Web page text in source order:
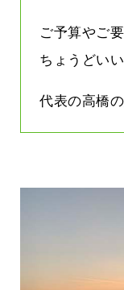
ご予算やご
ちょうどい
代表の高橋の